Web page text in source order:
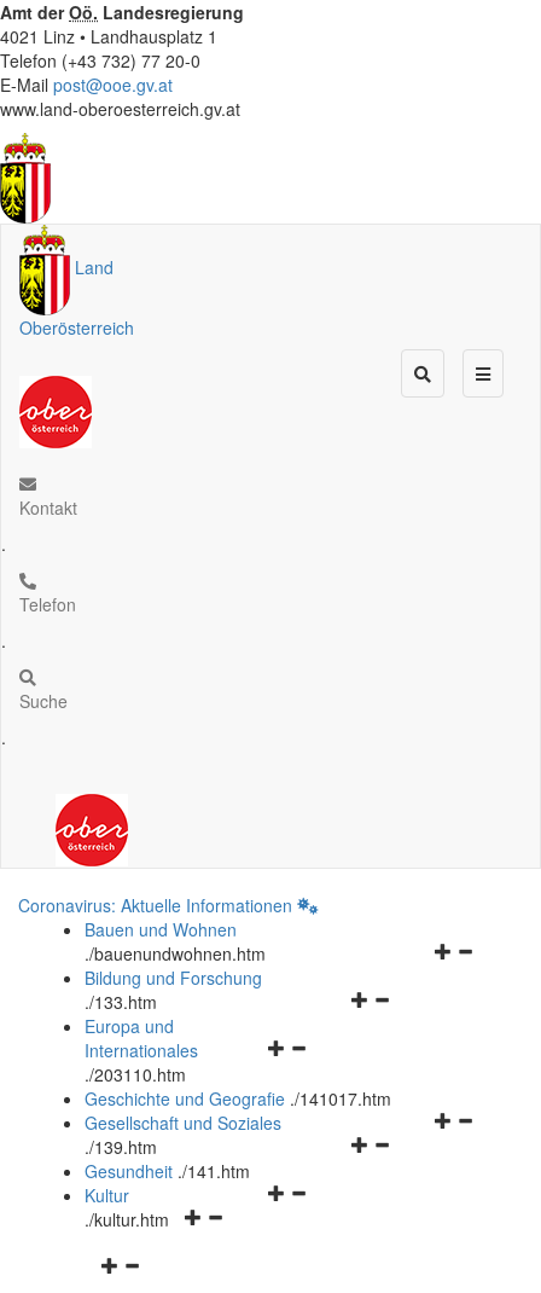
Amt derOö. Landesregierung
4021 Linz • Landhausplatz 1
Telefon (+43 732) 77 20-0
E-Mail post@ooe.gv.at
www.land-oberoesterreich.gv.at
Land
Oberösterreich
Kontakt
.
Telefon
.
Suche
.
Coronavirus: Aktuelle Informationen
Bauen und Wohnen
./bauenundwohnen.htm
Navigationsmenü
Bildung und Forschung
./133.htm
Navigationsmenü
und
schließen
Europa und
Internationales
./203110.htm
Geschichte und Geografie ./141017.htm
Navigationsmenü
Gesellschaft und Soziales
./139.htm
Navigationsmenü
Gesundheit ./141.htm
Navigationsmenü
Kultur
./kultur.htm
Navigationsmenü